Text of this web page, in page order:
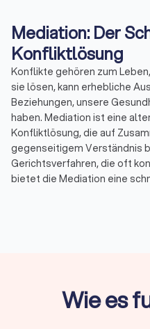
Mediation: Der
Konfliktlösung
Konflikte gehören zum
sie lösen, kann erhebliche
Beziehungen, unsere
haben. Mediation ist eine
Konfliktlösung, die auf
gegenseitigem Verständnis
Gerichtsverfahren, die oft
bietet die Mediation eine
Was ist Mediation?
Wie es